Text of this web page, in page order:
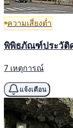
ความเสี่ยงต่ำ
พิพิธภัณฑ์ประวัติ
7 เหตุการณ์
แจ้งเตือน